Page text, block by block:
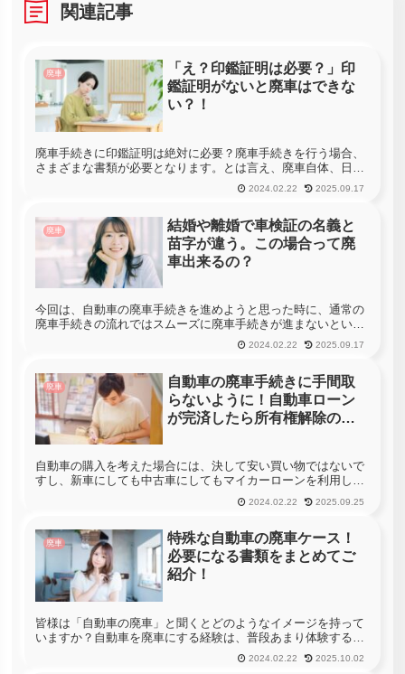
関連記事
廃車
「え？印鑑証明は必要？」印
鑑証明がないと廃車はできな
い？！
廃車手続きに印鑑証明は絶対に必要？廃車手続きを行う場合、
さまざまな書類が必要となります。とは言え、廃車自体、日常
生活の中でそうそう発生するものではなく、また手続きをプロ
に任せる方も多く、手続きの詳細を知っている方は少ないと思
2024.02.22 2025.09.17
廃車
結婚や離婚で車検証の名義と
苗字が違う。この場合って廃
車出来るの？
今回は、自動車の廃車手続きを進めようと思った時に、通常の
廃車手続きの流れではスムーズに廃車手続きが進まないといっ
た場合についてご紹介したいと思います。そもそも皆さんは、
自動車の廃車とはどういった物か正しく理解していますか？自
2024.02.22 2025.09.17
廃車
自動車の廃車手続きに手間取
らないように！自動車ローン
が完済したら所有権解除の手
自動車の購入を考えた場合には、決して安い買い物ではないで
すし、新車にしても中古車にしてもマイカーローンを利用して
購入するという方が多い事でしょう。では、マイカーローン等
を利用して自動車を購入した場合、その自動車の『所有権』は
2024.02.22 2025.09.25
廃車
特殊な自動車の廃車ケース！
必要になる書類をまとめてご
紹介！
皆様は「自動車の廃車」と聞くとどのようなイメージを持って
いますか？自動車を廃車にする経験は、普段あまり体験するよ
うなものではない為、多くの方が『廃車＝スクラップ』等と間
違った認識を持っています。実は、「自動車の廃車」という物
2024.02.22 2025.10.02